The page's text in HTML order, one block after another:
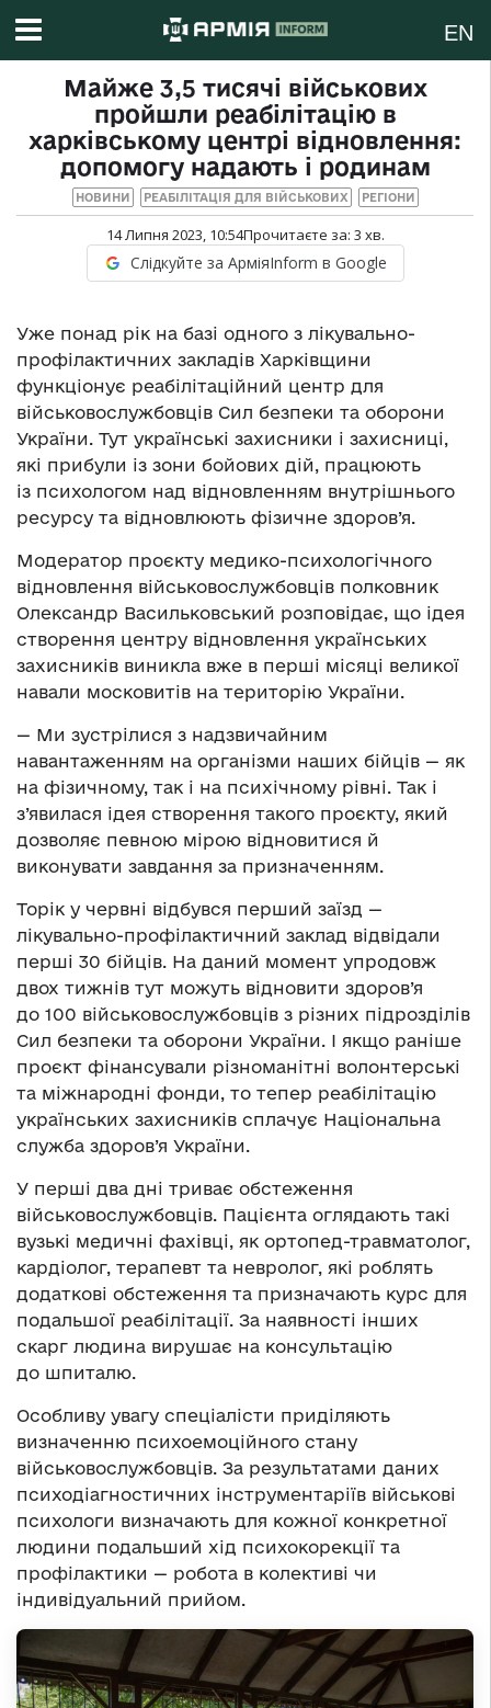
EN
Майже 3,5 тисячі військових
пройшли реабілітацію в
харківському центрі відновлення:
допомогу надають і родинам
НОВИНИ РЕАБІЛІТАЦІЯ ДЛЯ ВІЙСЬКОВИХ РЕГІОНИ
14 Липня 2023, 10:54Прочитаєте за: 3 хв.
Слідкуйте за АрміяInform в Google
Уже понад рік на базі одного з лікувально-
профілактичних закладів Харківщини
функціонує реабілітаційний центр для
військовослужбовців Сил безпеки та оборони
України. Тут українські захисники і захисниці,
які прибули із зони бойових дій, працюють
із психологом над відновленням внутрішнього
ресурсу та відновлюють фізичне здоров’я.
Модератор проєкту медико-психологічного
відновлення військовослужбовців полковник
Олександр Васильковський розповідає, що ідея
створення центру відновлення українських
захисників виникла вже в перші місяці великої
навали московитів на територію України.
— Ми зустрілися з надзвичайним
навантаженням на організми наших бійців — як
на фізичному, так і на психічному рівні. Так і
з’явилася ідея створення такого проєкту, який
дозволяє певною мірою відновитися й
виконувати завдання за призначенням.
Торік у червні відбувся перший заїзд —
лікувально-профілактичний заклад відвідали
перші 30 бійців. На даний момент упродовж
двох тижнів тут можуть відновити здоров’я
до 100 військовослужбовців з різних підрозділів
Сил безпеки та оборони України. І якщо раніше
проєкт фінансували різноманітні волонтерські
та міжнародні фонди, то тепер реабілітацію
українських захисників сплачує Національна
служба здоров’я України.
У перші два дні триває обстеження
військовослужбовців. Пацієнта оглядають такі
вузькі медичні фахівці, як ортопед-травматолог,
кардіолог, терапевт та невролог, які роблять
додаткові обстеження та призначають курс для
подальшої реабілітації. За наявності інших
скарг людина вирушає на консультацію
до шпиталю.
Особливу увагу спеціалісти приділяють
визначенню психоемоційного стану
військовослужбовців. За результатами даних
психодіагностичних інструментаріїв військові
психологи визначають для кожної конкретної
людини подальший хід психокорекції та
профілактики — робота в колективі чи
індивідуальний прийом.